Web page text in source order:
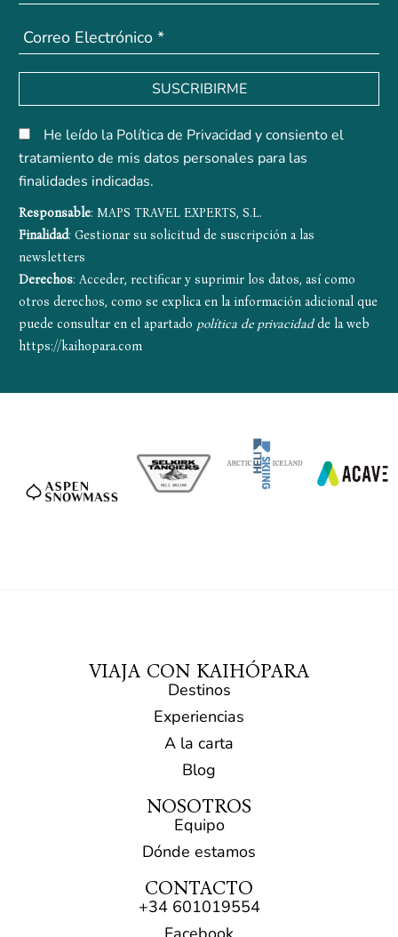
SUSCRIBIRME
He leído la Política de Privacidad y consiento el
tratamiento de mis datos personales para las
finalidades indicadas.
Responsable: MAPS TRAVEL EXPERTS, S.L.
Finalidad: Gestionar su solicitud de suscripción a las
newsletters
Derechos: Acceder, rectificar y suprimir los datos, así como
otros derechos, como se explica en la información adicional que
puede consultar en el apartado política de privacidadde la web
https://kaihopara.com
VIAJA CON KAIHÓPARA
Destinos
Experiencias
A la carta
Blog
NOSOTROS
Equipo
Dónde estamos
CONTACTO
+34 601019554​